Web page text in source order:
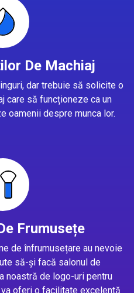
De Machiaj
dar trebuie să solicite o
care să funcționeze ca un
oamenii despre munca lor.
Frumusețe
de înfrumusețare au nevoie
să-și facă salonul de
noastră de logo-uri pentru
oferi o facilitate excelentă